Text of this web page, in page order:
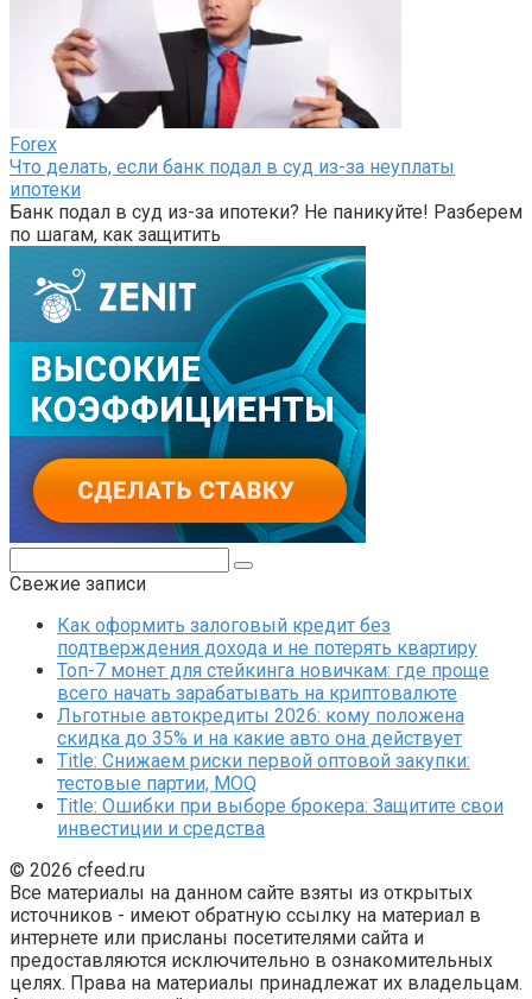
Forex
Что делать, если банк подал в суд из-за неуплаты
ипотеки
Банк подал в суд из-за ипотеки? Не паникуйте! Разберем
по шагам, как защитить
Свежие записи
Как оформить залоговый кредит без
подтверждения дохода и не потерять квартиру
Топ-7 монет для стейкинга новичкам: где проще
всего начать зарабатывать на криптовалюте
Льготные автокредиты 2026: кому положена
скидка до 35% и на какие авто она действует
Title: Снижаем риски первой оптовой закупки:
тестовые партии, MOQ
Title: Ошибки при выборе брокера: Защитите свои
инвестиции и средства
© 2026 cfeed.ru
Все материалы на данном сайте взяты из открытых
источников - имеют обратную ссылку на материал в
интернете или присланы посетителями сайта и
предоставляются исключительно в ознакомительных
целях. Права на материалы принадлежат их владельцам.